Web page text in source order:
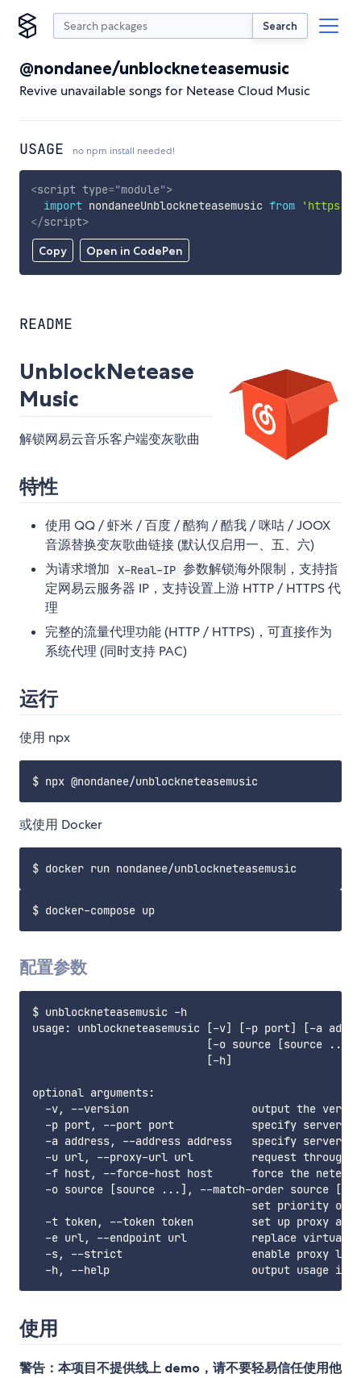
Search
@nondanee/unblockneteasemusic
Revive unavailable songs for Netease Cloud Music
USAGE no npm install needed!
Copy Open in CodePen
<script type="module">
import nondaneeUnblockneteasemusic from
'https://
</script>
README
UnblockNetease
Music
解锁网易云音乐客户端变灰歌曲
特性
使用 QQ / 虾米 / 百度 / 酷狗 / 酷我 / 咪咕 / JOOX
音源替换变灰歌曲链接 (默认仅启用一、五、六)
为请求增加
X-Real-IP 参数解锁海外限制，支持指
定网易云服务器 IP，支持设置上游 HTTP / HTTPS 代
理
完整的流量代理功能 (HTTP / HTTPS)，可直接作为
系统代理 (同时支持 PAC)
运行
使用 npx
或使用 Docker
配置参数
$ unblockneteasemusic -h
usage: unblockneteasemusic [-v] [-p port] [-a
[-o source [source
                           [-h]
optional arguments:
-v, --version                   output the
-p port, --port port            specify server
-a address, --address address   specify server
-u url, --proxy-url url         request through
-f host, --force-host host      force the
-o source [source ...], --match-order source
set priority of
-t token, --token token         set up proxy
-e url, --endpoint url          replace virtual
-s, --strict                    enable proxy
使用
警告：本项目不提供线上 demo，请不要轻易信任使用他